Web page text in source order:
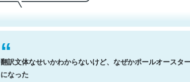
翻訳文体なせいかわからないけど、なぜかポールオースタ
になった
─今のこの状況が信じられるかい？ by ラーズ・ヌートバー